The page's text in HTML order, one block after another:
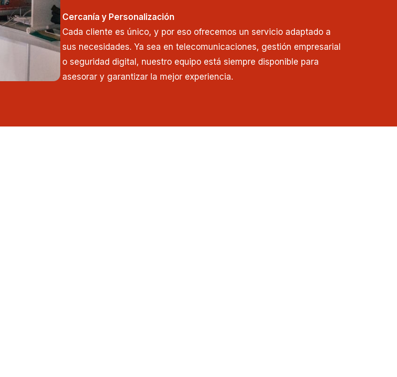
Cercanía y Personalización
Cada cliente es único, y por eso ofrecemos un servicio adaptado a
sus necesidades. Ya sea en telecomunicaciones, gestión empresarial
o seguridad digital, nuestro equipo está siempre disponible para
asesorar y garantizar la mejor experiencia.